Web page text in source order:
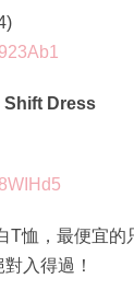
Dress
T恤，最便宜的
入得過！